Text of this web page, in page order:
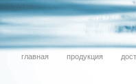
главная продукция